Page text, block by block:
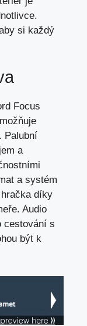
si každý
Focus
Palubní
a
a systém
díky
Audio
cestování s
být k